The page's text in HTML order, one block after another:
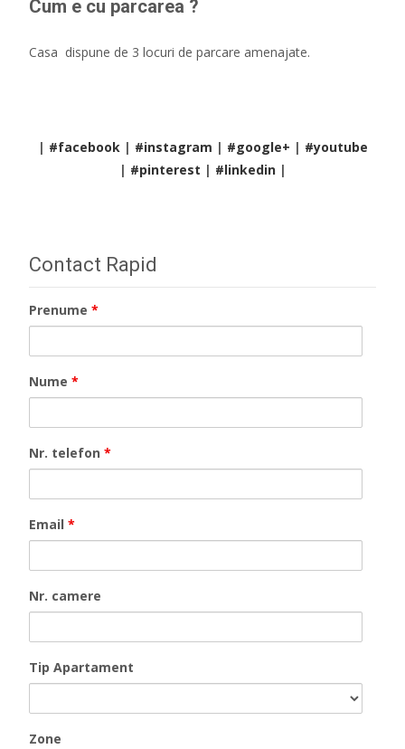
Cum e cu parcarea ?
Casa dispune de 3 locuri de parcare amenajate.
| #facebook| #instagram | #google+ | #youtube
| #pinterest | #linkedin|
Contact Rapid
Prenume *
Nume *
Nr. telefon *
Email *
Nr. camere
Tip Apartament
Zone